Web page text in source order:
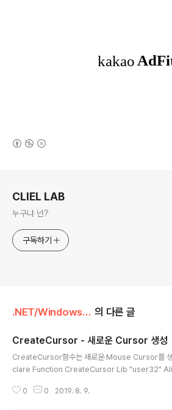
CLIEL LAB
누구냐 넌?
구독하기
.NET/Windows API for .NET 의 다른 글
CreateCursor - 새로운 Cursor 생성
CreateCursor함수는 새로운 Mouse Cursor를 생
clare Function CreateCursor Lib "user32"
hotspot As Integer, ByVal nWidth As Integer,
0 0 2019. 8. 9.